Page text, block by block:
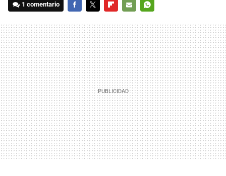
1 comentario
MAIL